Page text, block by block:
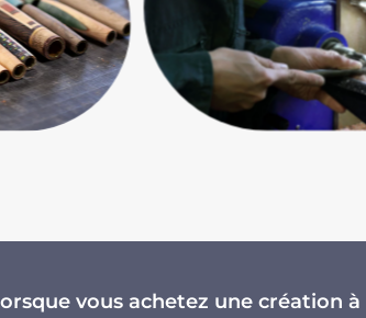
vous achetez une création à